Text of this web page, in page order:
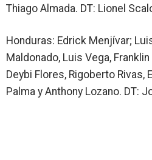
Thiago Almada. DT: Lionel
Honduras: Edrick Menjívar;
Maldonado, Luis Vega,
Deybi Flores, Rigoberto Rivas,
Palma y Anthony Lozano. DT: